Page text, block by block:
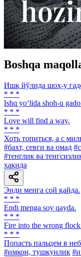
Boshqa
Ишқ йўлида шоҳ-у
* * *
Ishq yo‘lida shoh-u
* * *
Love will find a way.
* * *
Хоть топиться, а с
#бахт, севги ва омад
#тенглик ва
ҳақида
Энди менга сой қайда.
* * *
Endi menga soy qayda.
* * *
Fire into the wrong
* * *
Попасть пальцем в
#имкон, тушкунлик